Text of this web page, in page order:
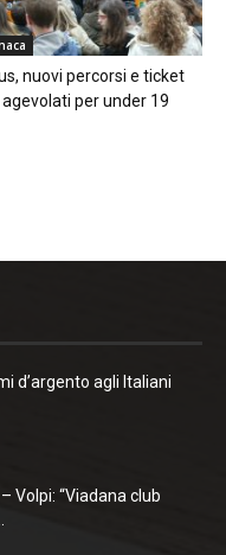
nuovi percorsi e ticket
agevolati per under 19
d’argento agli Italiani
Volpi: “Viadana club